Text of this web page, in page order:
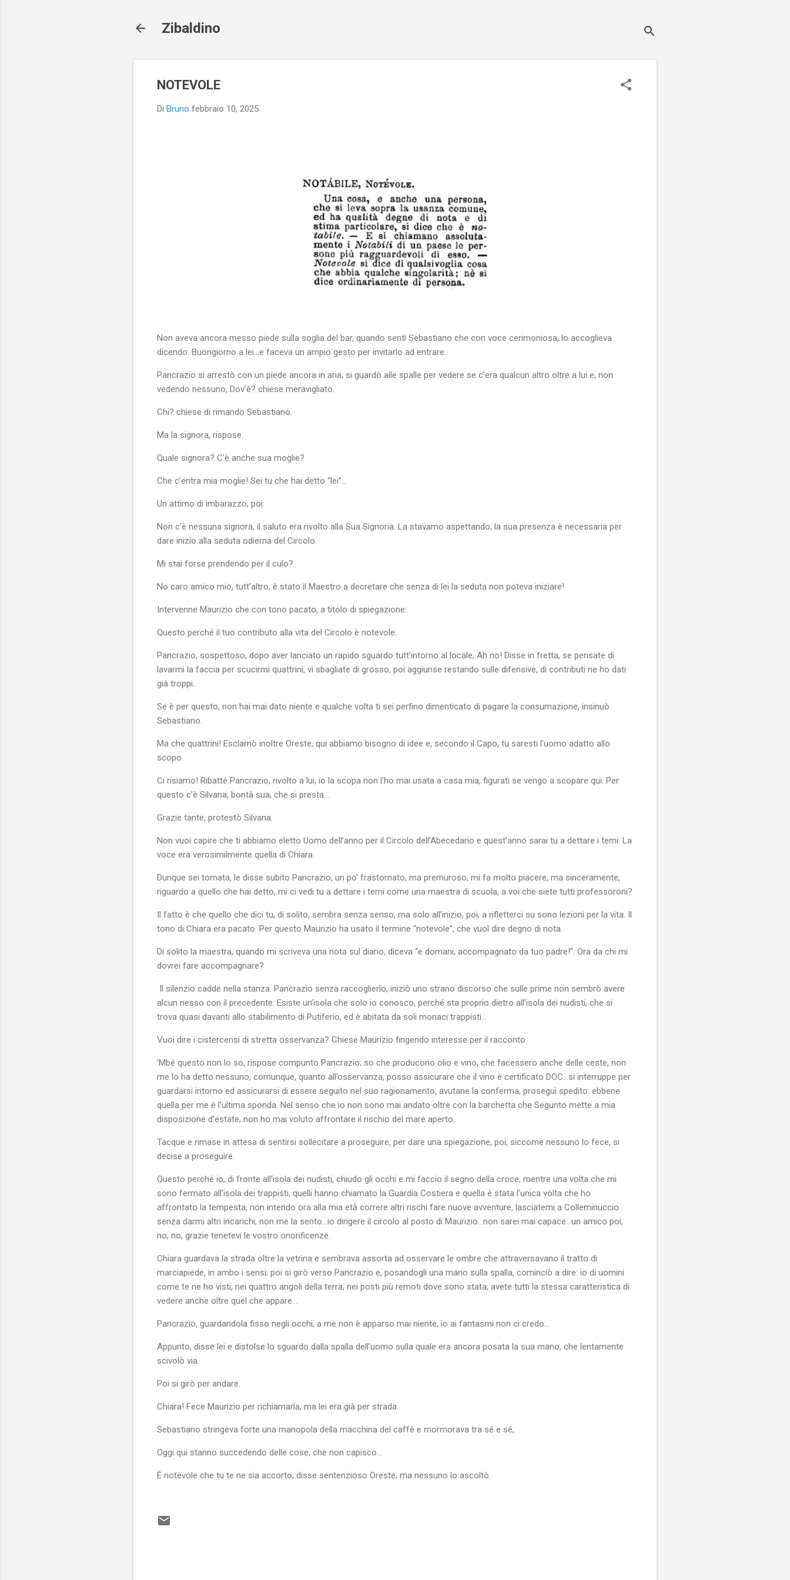
Zibaldino
NOTEVOLE
Di Bruno febbraio 10, 2025
Non aveva ancora messo piede sulla soglia del bar, quando sentì Sebastiano che con voce cerimoniosa, lo accoglieva
dicendo: Buongiorno a lei…e faceva un ampio gesto per invitarlo ad entrare.
Pancrazio si arrestò con un piede ancora in aria, si guardò alle spalle per vedere se c’era qualcun altro oltre a lui e, non
vedendo nessuno, Dov’è? chiese meravigliato.
Chi? chiese di rimando Sebastiano.
Ma la signora, rispose.
Quale signora? C’è anche sua moglie?
Che c’entra mia moglie! Sei tu che hai detto “lei”…
Un attimo di imbarazzo, poi:
Non c’è nessuna signora, il saluto era rivolto alla Sua Signoria. La stavamo aspettando, la sua presenza è necessaria per
dare inizio alla seduta odierna del Circolo.
Mi stai forse prendendo per il culo?
No caro amico mio, tutt’altro, è stato il Maestro a decretare che senza di lei la seduta non poteva iniziare!
Intervenne Maurizio che con tono pacato, a titolo di spiegazione:
Questo perché il tuo contributo alla vita del Circolo è notevole.
Pancrazio, sospettoso, dopo aver lanciato un rapido sguardo tutt’intorno al locale, Ah no! Disse in fretta, se pensate di
lavarmi la faccia per scucirmi quattrini, vi sbagliate di grosso, poi aggiunse restando sulle difensive, di contributi ne ho dati
già troppi.
Se è per questo, non hai mai dato niente e qualche volta ti sei perfino dimenticato di pagare la consumazione, insinuò
Sebastiano.
Ma che quattrini! Esclamò inoltre Oreste, qui abbiamo bisogno di idee e, secondo il Capo, tu saresti l’uomo adatto allo
scopo.
Ci risiamo! Ribatté Pancrazio, rivolto a lui, io la scopa non l’ho mai usata a casa mia, figurati se vengo a scopare qui. Per
questo c’è Silvana, bontà sua, che si presta…
Grazie tante, protestò Silvana.
Non vuoi capire che ti abbiamo eletto Uomo dell’anno per il Circolo dell’Abecedario e quest’anno sarai tu a dettare i temi. La
voce era verosimilmente quella di Chiara.
Dunque sei tornata, le disse subito Pancrazio, un po’ frastornato, ma premuroso, mi fa molto piacere, ma sinceramente,
riguardo a quello che hai detto, mi ci vedi tu a dettare i temi come una maestra di scuola, a voi che siete tutti professoroni?
Il fatto è che quello che dici tu, di solito, sembra senza senso, ma solo all’inizio, poi, a rifletterci su sono lezioni per la vita. Il
tono di Chiara era pacato. Per questo Maurizio ha usato il termine “notevole”, che vuol dire degno di nota.
Di solito la maestra, quando mi scriveva una nota sul diario, diceva “e domani, accompagnato da tuo padre!”. Ora da chi mi
dovrei fare accompagnare?
Il silenzio cadde nella stanza. Pancrazio senza raccoglierlo, iniziò uno strano discorso che sulle prime non sembrò avere
alcun nesso con il precedente: Esiste un’isola che solo io conosco, perché sta proprio dietro all’isola dei nudisti, che si
trova quasi davanti allo stabilimento di Putiferio, ed è abitata da soli monaci trappisti­­­­­­­…
Vuoi dire i cistercensi di stretta osservanza? Chiese Maurizio fingendo interesse per il racconto.
‘Mbé questo non lo so, rispose compunto Pancrazio; so che producono olio e vino, che facessero anche delle ceste, non
me lo ha detto nessuno, comunque, quanto all’osservanza, posso assicurare che il vino è certificato DOC…si interruppe per
guardarsi intorno ed assicurarsi di essere seguito nel suo ragionamento; avutane la conferma, proseguì spedito: ebbene
quella per me è l’ultima sponda. Nel senso che io non sono mai andato oltre con la barchetta che Segunto mette a mia
disposizione d’estate, non ho mai voluto affrontare il rischio del mare aperto.
Tacque e rimase in attesa di sentirsi sollecitare a proseguire, per dare una spiegazione, poi, siccome nessuno lo fece, si
decise a proseguire.
Questo perché io, di fronte all’isola dei nudisti, chiudo gli occhi e mi faccio il segno della croce, mentre una volta che mi
sono fermato all’isola dei trappisti, quelli hanno chiamato la Guardia Costiera e quella è stata l’unica volta che ho
affrontato la tempesta, non intendo ora alla mia età correre altri rischi fare nuove avventure, lasciatemi a Colleminuccio
senza darmi altri incarichi, non me la sento…io dirigere il circolo al posto di Maurizio…non sarei mai capace…un amico poi,
no, no, grazie tenetevi le vostro onorificenze.
Chiara guardava la strada oltre la vetrina e sembrava assorta ad osservare le ombre che attraversavano il tratto di
marciapiede, in ambo i sensi; poi si girò verso Pancrazio e, posandogli una mano sulla spalla, cominciò a dire: io di uomini
come te ne ho visti, nei quattro angoli della terra, nei posti più remoti dove sono stata; avete tutti la stessa caratteristica di
vedere anche oltre quel che appare…
Pancrazio, guardandola fisso negli occhi, a me non è apparso mai niente, io ai fantasmi non ci credo…
Appunto, disse lei e distolse lo sguardo dalla spalla dell’uomo sulla quale era ancora posata la sua mano, che lentamente
scivolò via.
Poi si girò per andare.
Chiara! Fece Maurizio per richiamarla, ma lei era già per strada.
Sebastiano stringeva forte una manopola della macchina del caffè e mormorava tra sé e sé,
Oggi qui stanno succedendo delle cose, che non capisco…
È notevole che tu te ne sia accorto, disse sentenzioso Oreste, ma nessuno lo ascoltò.